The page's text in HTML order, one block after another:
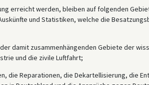
erreicht werden, bleiben auf folgenden
und Statistiken, welche die
damit zusammenhängenden Gebiete der
und die zivile Luftfahrt;
die Reparationen, die Dekartellisierung, die